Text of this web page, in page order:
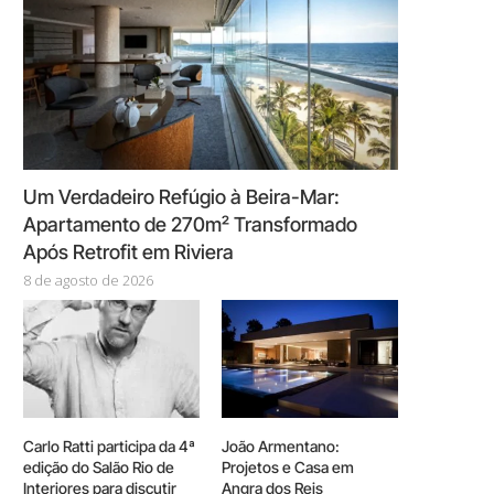
Um Verdadeiro Refúgio à Beira-Mar:
Apartamento de 270m² Transformado
Após Retrofit em Riviera
8 de agosto de 2026
Carlo Ratti participa da 4ª
edição do Salão Rio de
Interiores para discutir
João Armentano:
Projetos e Casa em
Angra dos Reis